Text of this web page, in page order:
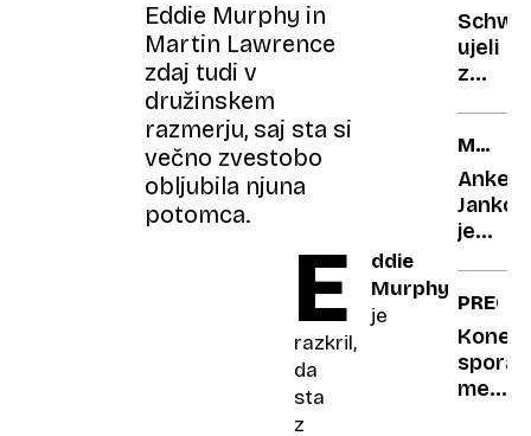
Eddie Murphy in
Martin Lawrence
zdaj tudi v
družinskem
razmerju, saj sta si
večno zvestobo
obljubila njuna
potomca.
E
ddie
Murphy
je
razkril,
da
sta
z
ujeli
z
med
po
plaži
je
na
dnu
Konec
spora
med